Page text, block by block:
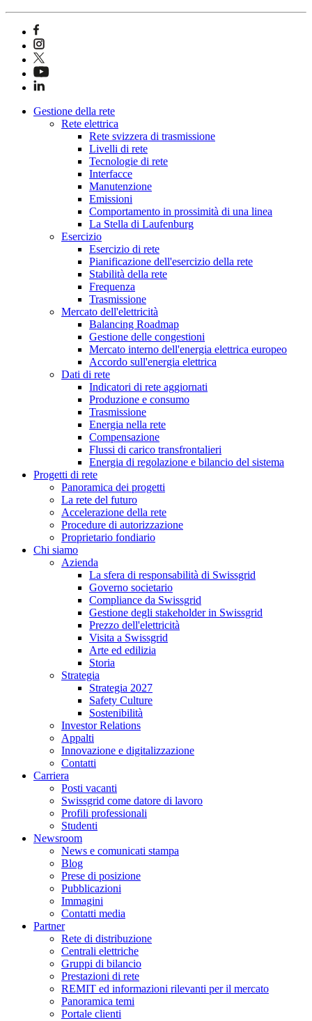
Gestione della rete
Rete elettrica
Rete svizzera di trasmissione
Livelli di rete
Tecnologie di rete
Interfacce
Manutenzione
Emissioni
Comportamento in prossimità di una linea
La Stella di Laufenburg
Esercizio
Esercizio di rete
Pianificazione dell'esercizio della rete
Stabilità della rete
Frequenza
Trasmissione
Mercato dell'elettricità
Balancing Roadmap
Gestione delle congestioni
Mercato interno dell'energia elettrica europeo
Accordo sull'energia elettrica
Dati di rete
Indicatori di rete aggiornati
Produzione e consumo
Trasmissione
Energia nella rete
Compensazione
Flussi di carico transfrontalieri
Energia di regolazione e bilancio del sistema
Progetti di rete
Panoramica dei progetti
La rete del futuro
Accelerazione della rete
Procedure di autorizzazione
Proprietario fondiario
Chi siamo
Azienda
La sfera di responsabilità di Swissgrid
Governo societario
Compliance da Swissgrid
Gestione degli stakeholder in Swissgrid
Prezzo dell'elettricità
Visita a Swissgrid
Arte ed edilizia
Storia
Strategia
Strategia 2027
Safety Culture
Sostenibilità
Investor Relations
Appalti
Innovazione e digitalizzazione
Contatti
Carriera
Posti vacanti
Swissgrid come datore di lavoro
Profili professionali
Studenti
Newsroom
News e comunicati stampa
Blog
Prese di posizione
Pubblicazioni
Immagini
Contatti media
Partner
Rete di distribuzione
Centrali elettriche
Gruppi di bilancio
Prestazioni di rete
REMIT ed informazioni rilevanti per il mercato
Panoramica temi
Portale clienti